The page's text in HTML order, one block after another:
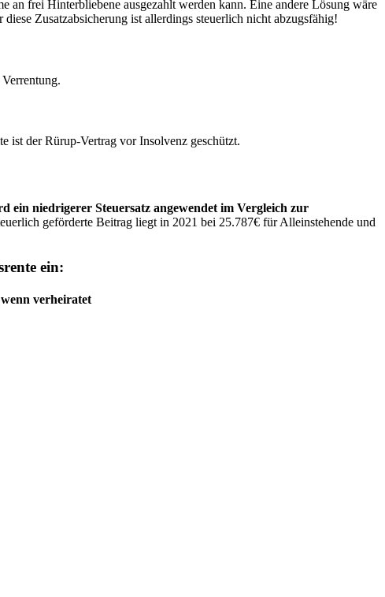
frei Hinterbliebene ausgezahlt werden kann. Eine andere Lösung wäre
Zusatzabsicherung ist allerdings steuerlich nicht abzugsfähig!
ist der Rürup-Vertrag vor Insolvenz geschützt.
ein niedrigerer Steuersatz angewendet im Vergleich zur
geförderte Beitrag liegt in 2021 bei 25.787€ für Alleinstehende und
ein:
verheiratet